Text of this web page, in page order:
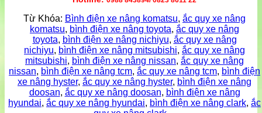
Từ Khóa: Bình điện xe nâng komatsu, ắc quy xe nâng
komatsu, bình điện xe nâng toyota, ắc quy xe nâng
toyota, bình điện xe nâng nichiyu, ắc quy xe nâng
nichiyu, bình điện xe nâng mitsubishi, ắc quy xe nâng
mitsubishi, bình điện xe nâng nissan, ắc quy xe nâng
nissan, bình điện xe nâng tcm, ắc quy xe nâng tcm, bình điện
xe nâng hyster, ắc quy xe nâng hyster, bình điện xe nâng
doosan, ắc quy xe nâng doosan, bình điện xe nâng
hyundai, ắc quy xe nâng hyundai, bình điện xe nâng clark, ắc